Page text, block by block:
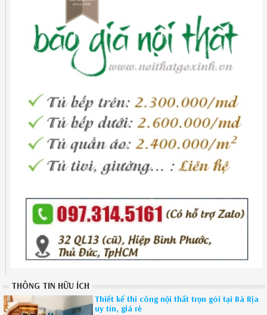
THÔNG TIN HỮU ÍCH
Thiết kế thi công nội thất trọn gói tại Bà Rịa
uy tín, giá rẻ